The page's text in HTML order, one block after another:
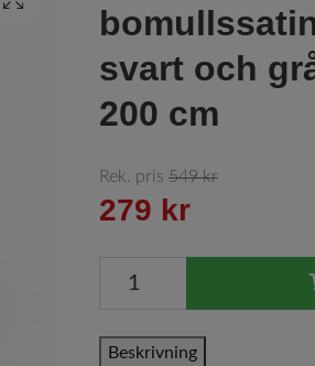
svart och
200 cm
Rek. pris 549 kr
279 kr
Beskrivning